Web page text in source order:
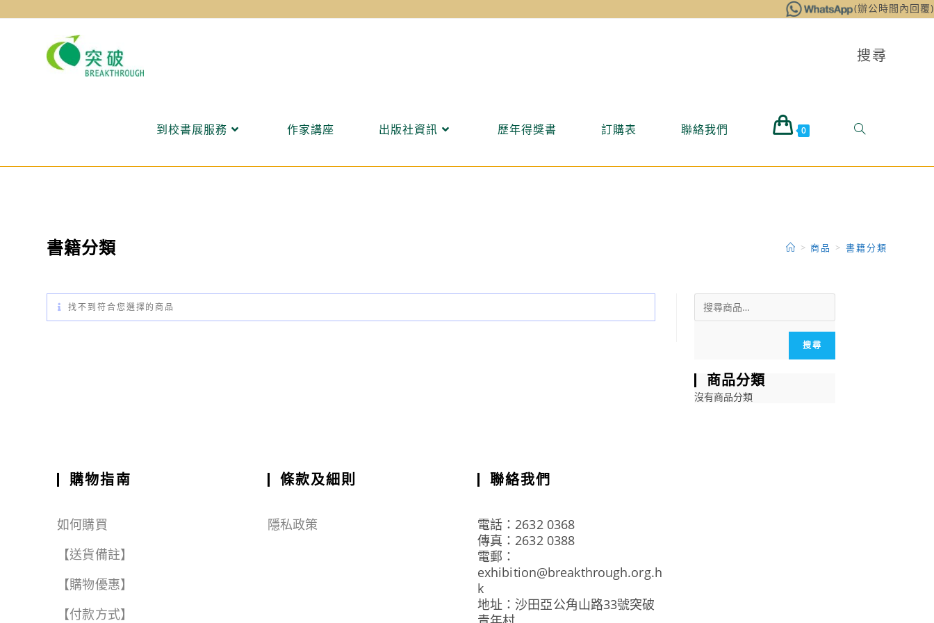
to
(辦公時間內回覆)
搜尋
到校書展服務 作家講座 出版社資訊 歷年得獎書 訂購表 聯絡我們 0
書籍分類 > 商品 > 書籍分類
搜尋
商品分類
沒有商品分類
找不到符合您選擇的商品
購物指南
如何購買
【送貨備註】
【購物優惠】
【付款方式】
條款及細則
隱私政策
聯絡我們
電話：2632 0368
傳真：2632 0388
電郵：
exhibition@breakthrough.org.h
k
地址：沙田亞公角山路33號突破